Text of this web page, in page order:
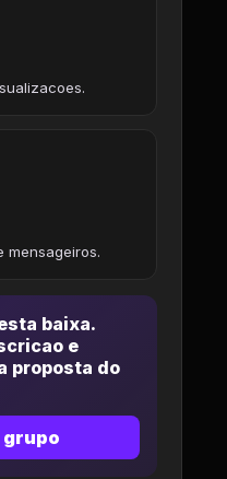
mensageiros.
baixa.
e
proposta do
grupo